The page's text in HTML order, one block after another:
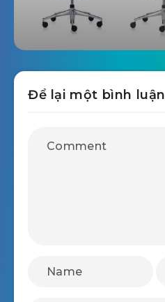
Để lại một bình luận